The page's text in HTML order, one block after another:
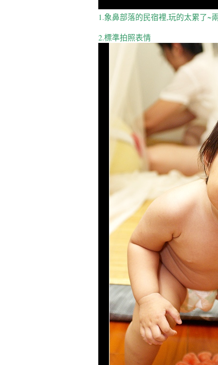
1.象鼻部落的民宿裡,玩的太累了~
2.標準拍照表情